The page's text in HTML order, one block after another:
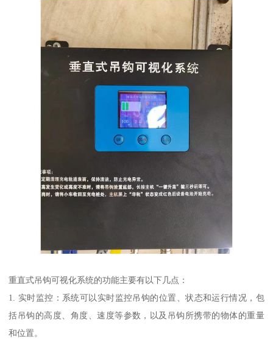
重直式吊钩可视化系统的功能主要有以下几点：
1. 实时监控：系统可以实时监控吊钩的位置、状态和运行情况，包
括吊钩的高度、角度、速度等参数，以及吊钩所携带的物体的重量
和位置。